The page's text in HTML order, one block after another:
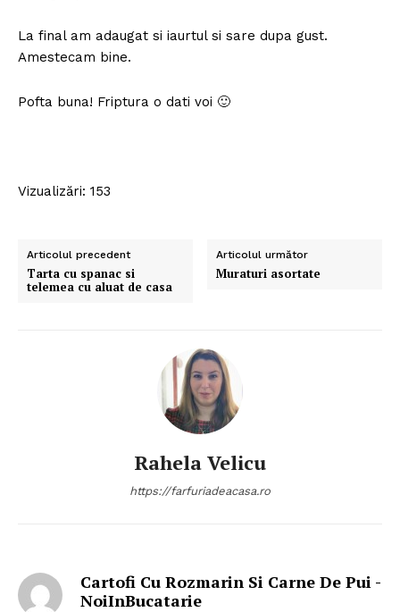
La final am adaugat si iaurtul si sare dupa gust.
Amestecam bine.
Pofta buna! Friptura o dati voi 🙂
Vizualizări: 153
Articolul precedent
Tarta cu spanac si
telemea cu aluat de casa
Articolul următor
Muraturi asortate
Rahela Velicu
https://farfuriadeacasa.ro
Cartofi Cu Rozmarin Si Carne De Pui -
NoiInBucatarie